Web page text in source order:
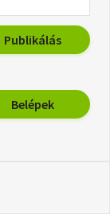
Publikálás
Belépek